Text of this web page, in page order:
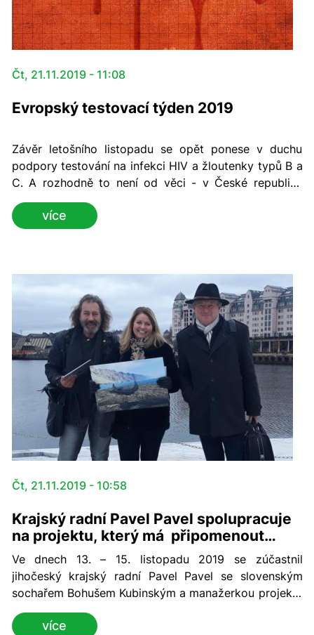
Čt, 21.11.2019 - 11:08
Evropský testovací týden 2019
Závěr letošního listopadu se opět ponese v duchu
podpory testování na infekci HIV a žloutenky typů B a
C. A rozhodně to není od věci - v České republice
totiž klesá počet testů provedených na vlastní žádost.
Do Evropského testovacího týdne se po roce opět
zapojí i Zdravotní ústav se sídlem v Ústí nad Labem a
více
Čt, 21.11.2019 - 10:58
Krajský radní Pavel Pavel spolupracuje
na projektu, který má připomenout
odkaz Thora Heyerdahla
Ve dnech 13. – 15. listopadu 2019 se zúčastnil
jihočeský krajský radní Pavel Pavel se slovenským
sochařem Bohušem Kubinským a manažerkou projektu
Hedvikou Máchovou cesty do Osla, kde se setkali se
zástupci Muzea Kon-Tiki (Oslo) a Institutu Thora
více